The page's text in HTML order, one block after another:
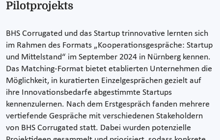
Pilotprojekts
BHS Corrugated und das Startup trinnovative lernten sich
im Rahmen des Formats „Kooperationsgespräche: Startup
und Mittelstand“ im September 2024 in Nürnberg kennen.
Das Matching-Format bietet etablierten Unternehmen die
Möglichkeit, in kuratierten Einzelgesprächen gezielt auf
ihre Innovationsbedarfe abgestimmte Startups
kennenzulernen. Nach dem Erstgespräch fanden mehrere
vertiefende Gespräche mit verschiedenen Stakeholdern
von BHS Corrugated statt. Dabei wurden potenzielle